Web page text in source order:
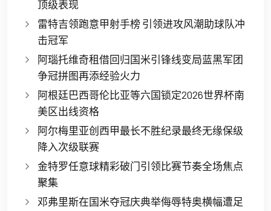
顶级表现
雷特吉领跑意甲射手榜 引领进攻风潮助球队冲
击冠军
阿瑙托维奇租借回归国米引锋线变局蓝黑军团
争冠拼图再添经验火力
阿根廷巴西哥伦比亚等六国锁定2026世界杯南
美区出线资格
阿尔梅里亚创西甲最长不胜纪录最终无缘保级
降入次级联赛
金特罗任意球精彩破门引领比赛节奏全场焦点
聚集
邓弗里斯在国米夺冠庆典举侮辱特奥横幅遭足